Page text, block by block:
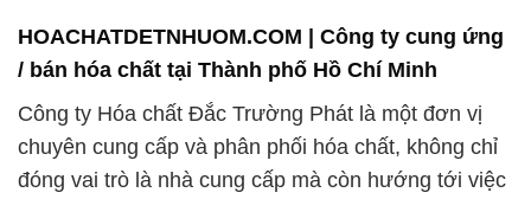
HOACHATDETNHUOM.COM | Công ty cung ứng
/ bán hóa chất tại Thành phố Hồ Chí Minh
Công ty Hóa chất Đắc Trường Phát là một đơn vị
chuyên cung cấp và phân phối hóa chất, không chỉ
đóng vai trò là nhà cung cấp mà còn hướng tới việc